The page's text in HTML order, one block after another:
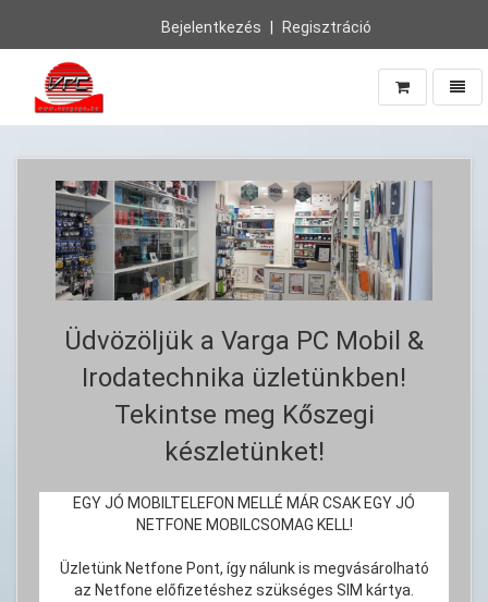
Bejelentkezés Regisztráció
Vissza
Üdvözöljük a Varga PC Mobil &
Irodatechnika üzletünkben!
Tekintse meg Kőszegi
készletünket!
EGY JÓ MOBILTELEFON MELLÉ MÁR CSAK EGY JÓ
NETFONE MOBILCSOMAG KELL!
Üzletünk Netfone Pont, így nálunk is megvásárolható
az Netfone előfizetéshez szükséges SIM kártya.